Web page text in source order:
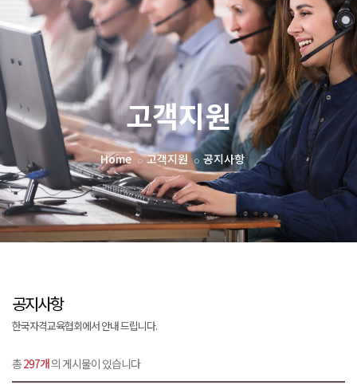
고객지원
Home 고객지원 공지사항
공지사항
한국자격교육협회에서 안내 드립니다.
총297개의 게시물이 있습니다